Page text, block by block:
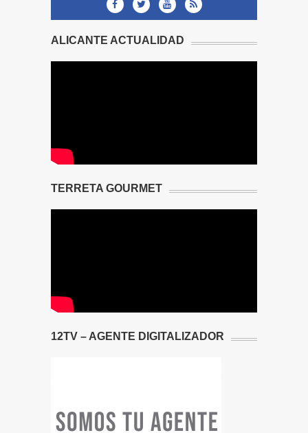
ALICANTE ACTUALIDAD
TERRETA GOURMET
12TV – AGENTE DIGITALIZADOR